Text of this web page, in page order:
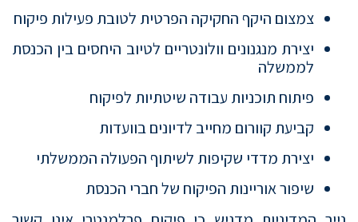
צמצום היקף החקיקה הפרטית לטובת פעילות פיקוח
יצירת מנגנונים וולונטריים לטיוב היחסים בין הכנסת
לממשלה
פיתוח תוכניות עבודה שיטתיות לפיקוח
קביעת קוורום מחייב לדיונים בוועדות
יצירת מדדי שקיפות לשיתוף הפעולה הממשלתי
שיפור אוריינות הפיקוח של חברי הכנסת